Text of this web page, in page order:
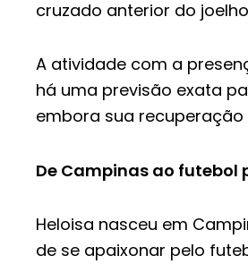
cruzado anterior do
A atividade com a
há uma previsão exata
embora sua
De Campinas ao futebol
Heloisa nasceu em
de se apaixonar pelo